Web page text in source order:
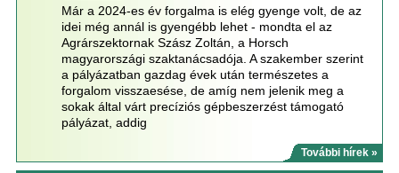
Már a 2024-es év forgalma is elég gyenge volt, de az
idei még annál is gyengébb lehet - mondta el az
Agrárszektornak Szász Zoltán, a Horsch
magyarországi szaktanácsadója. A szakember szerint
a pályázatban gazdag évek után természetes a
forgalom visszaesése, de amíg nem jelenik meg a
sokak által várt precíziós gépbeszerzést támogató
pályázat, addig
További hírek »